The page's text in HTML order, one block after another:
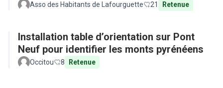
Asso des Habitants de Lafourguette 21 Retenue
Installation table d’orientation sur Pont
Neuf pour identifier les monts pyrénéens
Occitou 8 Retenue